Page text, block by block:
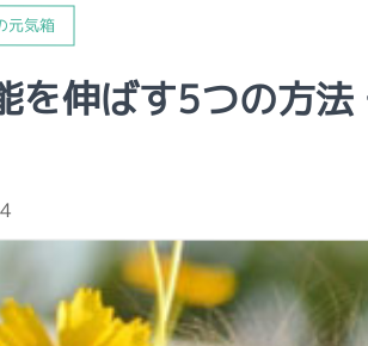
元気箱
を伸ばす5つの方法